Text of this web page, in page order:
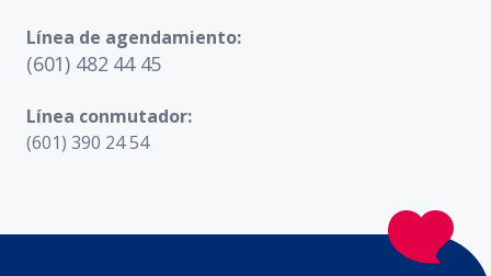
Línea de agendamiento:
(601) 482 44 45
Línea conmutador:
(601) 390 24 54